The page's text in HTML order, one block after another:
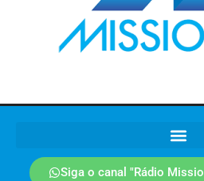
Siga o canal "Rádio